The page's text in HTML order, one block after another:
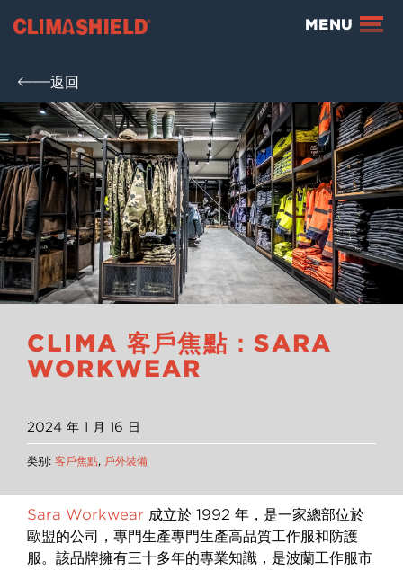
Climashield® MENU
返回
CLIMA 客戶焦點：SARA
WORKWEAR
2024 年 1 月 16 日
类别: 客戶焦點, 戶外裝備
Sara Workwear 成立於 1992 年，是一家總部位於
歐盟的公司，專門生產專門生產高品質工作服和防護
服。該品牌擁有三十多年的專業知識，是波蘭工作服市